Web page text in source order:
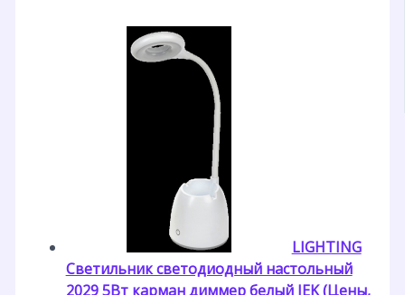
LIGHTING
Светильник светодиодный настольный
2029 5Вт карман диммер белый IEK (Цены,